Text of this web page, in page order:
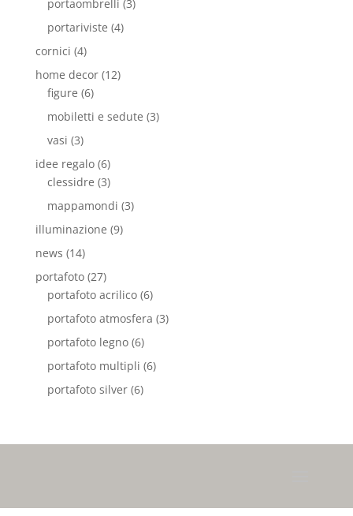
portaombrelli (3)
portariviste (4)
cornici (4)
home decor(12)
figure (6)
mobiletti e sedute (3)
vasi (3)
idee regalo(6)
clessidre (3)
mappamondi (3)
illuminazione (9)
news (14)
portafoto(27)
portafoto acrilico(6)
portafoto atmosfera (3)
portafoto legno(6)
portafoto multipli (6)
portafoto silver(6)